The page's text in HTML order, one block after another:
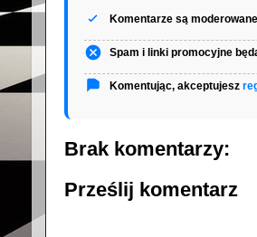
Komentarze są
Spam i linki promocyjne
Komentując, akceptujesz
Brak komentarzy:
Prześlij komentarz